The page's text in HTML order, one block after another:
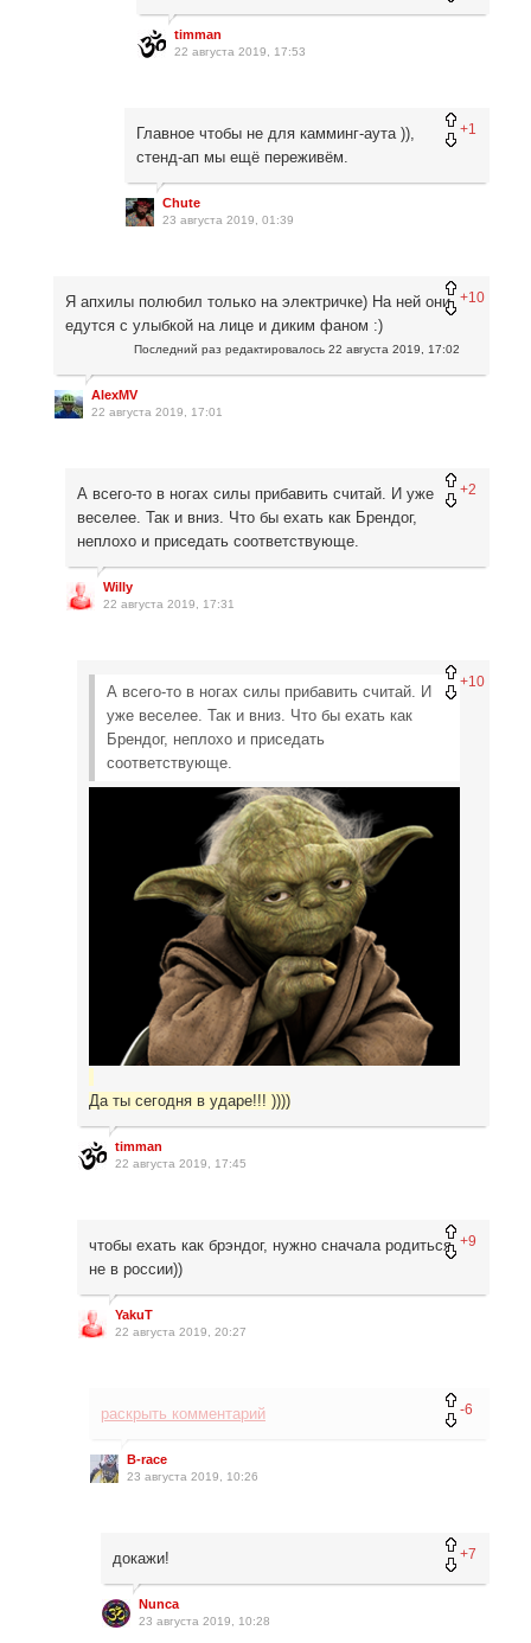
timman
22 августа 2019, 17:53
+1
Главное чтобы не для камминг-аута )),
стенд-ап мы ещё переживём.
Chute
23 августа 2019, 01:39
+10
Я апхилы полюбил только на электричке) На ней они
едутся с улыбкой на лице и диким фаном :)
Последний раз редактировалось 22 августа 2019, 17:02
AlexMV
22 августа 2019, 17:01
+2
А всего-то в ногах силы прибавить считай. И уже
веселее. Так и вниз. Что бы ехать как Брендог,
неплохо и приседать соответствующе.
Willy
22 августа 2019, 17:31
+10
А всего-то в ногах силы прибавить считай. И
уже веселее. Так и вниз. Что бы ехать как
Брендог, неплохо и приседать
соответствующе.
Да ты сегодня в ударе!!! ))))
timman
22 августа 2019, 17:45
+9
чтобы ехать как брэндог, нужно сначала родиться
не в россии))
YakuT
22 августа 2019, 20:27
-6
раскрыть комментарий
B-race
23 августа 2019, 10:26
+7
докажи!
Nunca
23 августа 2019, 10:28